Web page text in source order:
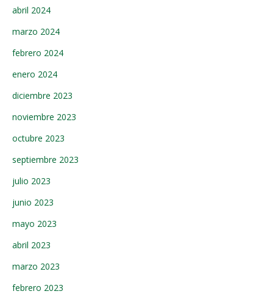
abril 2024
marzo 2024
febrero 2024
enero 2024
diciembre 2023
noviembre 2023
octubre 2023
septiembre 2023
julio 2023
junio 2023
mayo 2023
abril 2023
marzo 2023
febrero 2023